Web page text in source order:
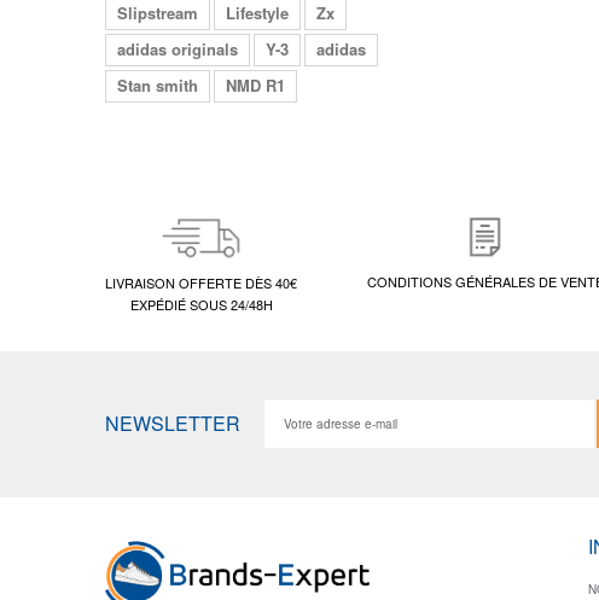
Slipstream
Lifestyle
Zx
adidas originals
Y-3
adidas
Stan smith
NMD R1
LIVRAISON OFFERTE DÈS 40€
EXPÉDIÉ SOUS 24/48H
CONDITIONS GÉNÉRALES DE
NEWSLETTER